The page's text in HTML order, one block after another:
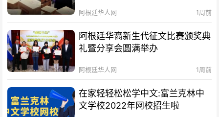
阿根廷华人网 1周前
阿根廷华裔新生代征文比赛颁奖典
礼暨分享会圆满举办
阿根廷华人网 1周前
在家轻轻松松学中文:富兰克林中
文学校2022年网校招生啦